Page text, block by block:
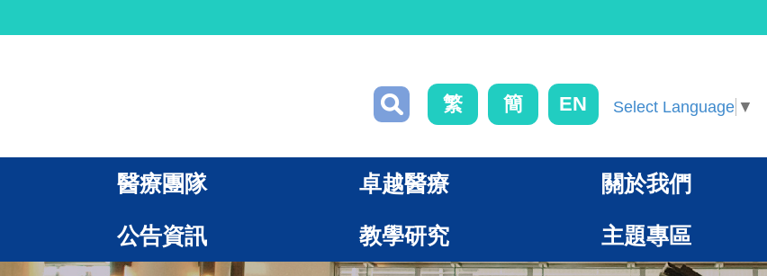
繁 簡 EN Select Language ▼
醫療團隊 卓越醫療 關於我們
公告資訊 教學研究 主題專區